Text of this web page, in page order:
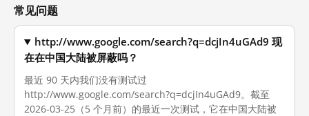
常见问题
http://www.google.com/search?q=dcjIn4uGAd9 现
在在中国大陆被屏蔽吗？
最近 90 天内我们没有测试过
http://www.google.com/search?q=dcjIn4uGAd9。截至
2026-03-25（5 个月前）的最近一次测试，它在中国大陆被